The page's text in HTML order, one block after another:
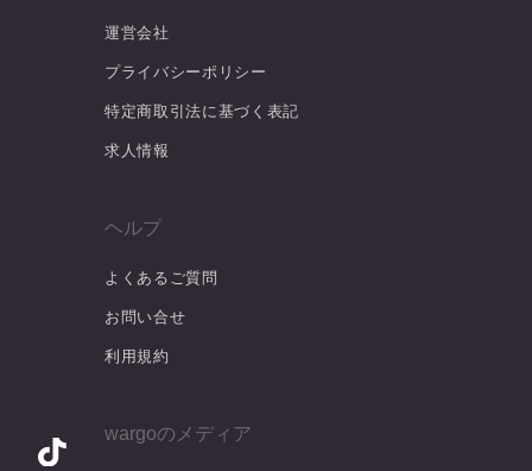
運営会社
プライバシーポリシー
特定商取引法に基づく表記
求人情報
ヘルプ
よくあるご質問
お問い合せ
利用規約
wargoのメディア